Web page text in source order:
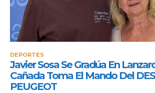
DEPORTES
Javier Sosa Se Gradúa En
Cañada Toma El Mando Del
PEUGEOT